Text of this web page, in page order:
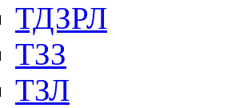
ТДЗРЛ
ТЗЗ
ТЗЛ